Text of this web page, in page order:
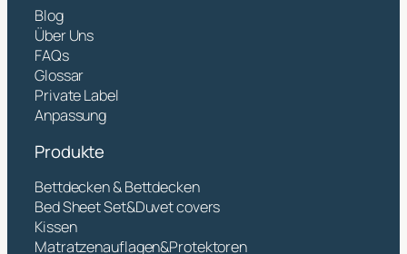
Blog
Über Uns
FAQs
Glossar
Private Label
Anpassung
Produkte
Bettdecken & Bettdecken
Bed Sheet Set&Duvet covers
Kissen
Matratzenauflagen&Protektoren